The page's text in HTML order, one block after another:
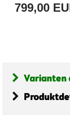
799,00
Varianten